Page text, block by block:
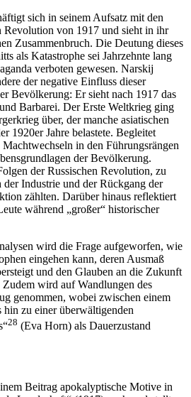
sich in seinem Aufsatz mit den
Revolution von 1917 und sieht in ihr
Zusammenbruch. Die Deutung dieses
als Katastrophe sei Jahrzehnte lang
verboten gewesen. Narskij
der negative Einfluss dieser
Bevölkerung: Er sieht nach 1917 das
Barbarei. Der Erste Weltkrieg ging
über, der manche asiatischen
1920er Jahre belastete. Begleitet
in den Führungsrängen
der Bevölkerung.
der Russischen Revolution, zu
der Industrie und der Rückgang der
zählten. Darüber hinaus reflektiert
während „großer“ historischer
wird die Frage aufgeworfen, wie
eingehen kann, deren Ausmaß
und den Glauben an die Zukunft
wird auf Wandlungen des
genommen, wobei zwischen einem
zu einer überwältigenden
28 (Eva Horn) als Dauerzustand
Beitrag apokalyptische Motive in